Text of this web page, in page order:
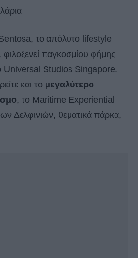
το απόλυτο lifestyle
φιλοξενεί παγκοσμίου φήμης
Universal Studios Singapore.
και το μεγαλύτερο
, το Maritime Experiential
Δελφινιών, θεματικά πάρκα,